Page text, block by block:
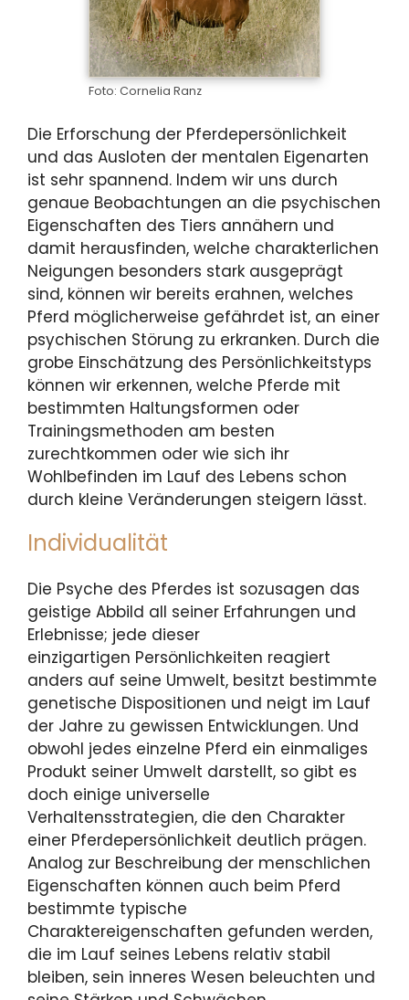
Foto: Cornelia Ranz
Die Erforschung der Pferdepersönlichkeit
und das Ausloten der mentalen Eigenarten
ist sehr spannend. Indem wir uns durch
genaue Beobachtungen an die psychischen
Eigenschaften des Tiers annähern und
damit herausfinden, welche charakterlichen
Neigungen besonders stark ausgeprägt
sind, können wir bereits erahnen, welches
Pferd möglicherweise gefährdet ist, an einer
psychischen Störung zu erkranken. Durch die
grobe Einschätzung des Persönlichkeitstyps
können wir erkennen, welche Pferde mit
bestimmten Haltungsformen oder
Trainingsmethoden am besten
zurechtkommen oder wie sich ihr
Wohlbefinden im Lauf des Lebens schon
durch kleine Veränderungen steigern lässt.
Individualität
Die Psyche des Pferdes ist sozusagen das
geistige Abbild all seiner Erfahrungen und
Erlebnisse; jede dieser
einzigartigen Persönlichkeiten reagiert
anders auf seine Umwelt, besitzt bestimmte
genetische Dispositionen und neigt im Lauf
der Jahre zu gewissen Entwicklungen. Und
obwohl jedes einzelne Pferd ein einmaliges
Produkt seiner Umwelt darstellt, so gibt es
doch einige universelle
Verhaltensstrategien, die den Charakter
einer Pferdepersönlichkeit deutlich prägen.
Analog zur Beschreibung der menschlichen
Eigenschaften können auch beim Pferd
bestimmte typische
Charaktereigenschaften gefunden werden,
die im Lauf seines Lebens relativ stabil
bleiben, sein inneres Wesen beleuchten und